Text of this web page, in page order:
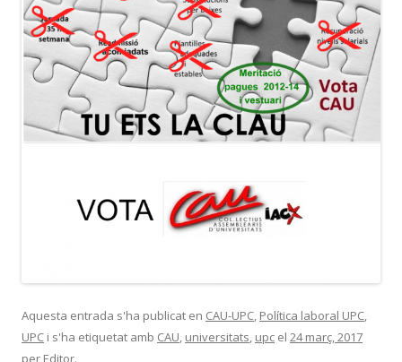
Aquesta entrada s'ha publicat en CAU-UPC, Política laboral UPC,
UPC i s'ha etiquetat amb CAU, universitats, upc el 24 març, 2017
per Editor.